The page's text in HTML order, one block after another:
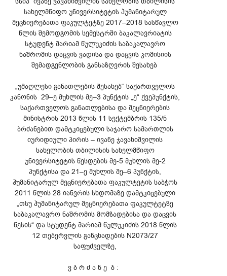
სახელმწიფო უნივერსიტეტის ჰუმანიტარულ
მეცნიერებათა ფაკულტეტზე 2017–2018 სასწავლო
წლის შემოდგომის სემესტრში ბაკალავრიატის
სტუდენტ მარიამ წულუკიძის საბაკალავრო
ნაშრომის დაცვის ვადისა და დაცვის კომისიის
შემადგენლობის განსაზღვრის შესახებ
„უმაღლესი განათლების შესახებ“ საქართველოს
კანონის 29–ე მუხლის მე–3 პუნქტის „ე“ ქვეპუნქტის,
საქართველოს განათლებისა და მეცნიერების
მინისტრის 2013 წლის 11 სექტემბრის 135/ნ
ბრძანებით დამტკიცებული საჯარო სამართლის
იურიდიული პირის – ივანე ჯავახიშვილის
სახელობის თბილისის სახელმწიფო
უნივერსიტეტის წესდების მე-5 მუხლის მე-2
პუნქტისა და 21–ე მუხლის მე–6 პუნქტის,
ჰუმანიტარულ მეცნიერებათა ფაკულტეტის საბჭოს
2011 წლის 28 იანვრის სხდომაზე დამტკიცებული
„თსუ ჰუმანიტარულ მეცნიერებათა ფაკულტეტზე
საბაკალავრო ნაშრომის მომზადებისა და დაცვის
წესის“ და სტუდენტ მარიამ წულუკიძის 2018 წლის
12 თებერვლის განცხადების N2073/27
საფუძველზე,
ვ ბ რ ძ ა ნ ე ბ :